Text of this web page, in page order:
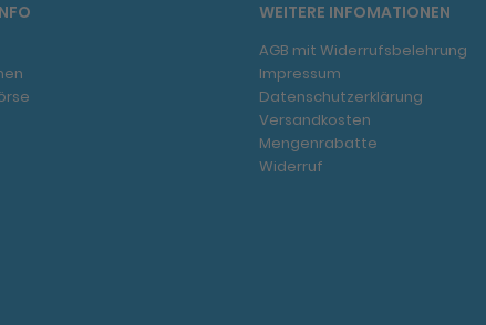
WEITERE INFOMATIONEN
AGB mit Widerrufsbelehrung
Impressum
Datenschutzerklärung
Versandkosten
Mengenrabatte
Widerruf